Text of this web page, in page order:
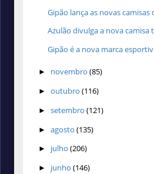
Gipão lança as novas camisas
Azulão divulga a nova camisa
Gipão é a nova marca
► novembro (85)
► outubro (116)
► setembro (121)
► agosto (135)
► julho (206)
► junho (146)